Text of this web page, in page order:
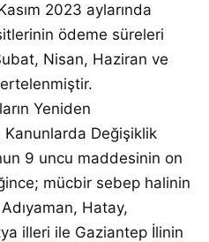
2023 aylarında
ödeme süreleri
Nisan, Haziran ve
Yeniden
Kanunlarda Değişiklik
9 uncu maddesinin on
mücbir sebep halinin
Hatay,
illeri ile Gaziantep İlinin